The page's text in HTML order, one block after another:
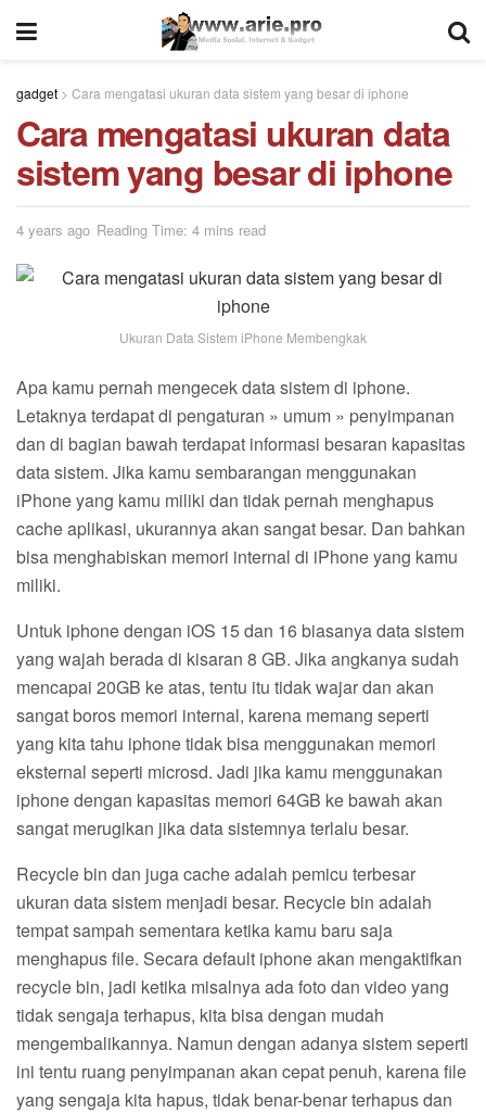
gadget > Cara mengatasi ukuran data sistem yang besar di iphone
Cara mengatasi ukuran data
sistem yang besar di iphone
4 years ago Reading Time: 4 mins read
Ukuran Data Sistem iPhone Membengkak
Apa kamu pernah mengecek data sistem di iphone.
Letaknya terdapat di pengaturan » umum » penyimpanan
dan di bagian bawah terdapat informasi besaran kapasitas
data sistem. Jika kamu sembarangan menggunakan
iPhone yang kamu miliki dan tidak pernah menghapus
cache aplikasi, ukurannya akan sangat besar. Dan bahkan
bisa menghabiskan memori internal di iPhone yang kamu
miliki.
Untuk iphone dengan iOS 15 dan 16 biasanya data sistem
yang wajah berada di kisaran 8 GB. Jika angkanya sudah
mencapai 20GB ke atas, tentu itu tidak wajar dan akan
sangat boros memori internal, karena memang seperti
yang kita tahu iphone tidak bisa menggunakan memori
eksternal seperti microsd. Jadi jika kamu menggunakan
iphone dengan kapasitas memori 64GB ke bawah akan
sangat merugikan jika data sistemnya terlalu besar.
Recycle bin dan juga cache adalah pemicu terbesar
ukuran data sistem menjadi besar. Recycle bin adalah
tempat sampah sementara ketika kamu baru saja
menghapus file. Secara default iphone akan mengaktifkan
recycle bin, jadi ketika misalnya ada foto dan video yang
tidak sengaja terhapus, kita bisa dengan mudah
mengembalikannya. Namun dengan adanya sistem seperti
ini tentu ruang penyimpanan akan cepat penuh, karena file
yang sengaja kita hapus, tidak benar-benar terhapus dan